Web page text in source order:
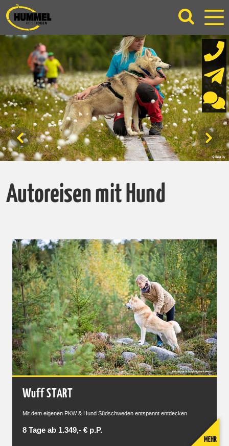
Autoreisen mit Hund
Wuff START
Mit dem eigenen PKW & Hund Südschweden entspannt entdecken
8 Tage ab 1.349,- € p.P.
MEHR